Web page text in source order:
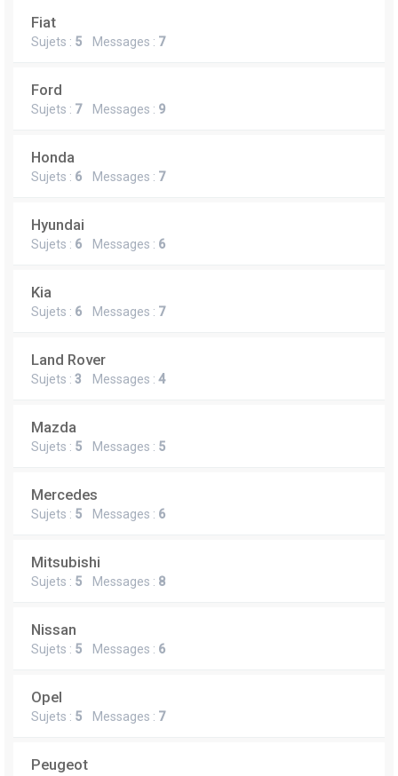
Fiat
Sujets : 5 Messages : 7
Ford
Sujets : 7Messages : 9
Honda
Sujets : 6 Messages : 7
Hyundai
Sujets : 6 Messages : 6
Kia
Sujets : 6 Messages : 7
Land Rover
Sujets : 3 Messages : 4
Mazda
Sujets : 5 Messages : 5
Mercedes
Sujets : 5 Messages : 6
Mitsubishi
Sujets : 5 Messages : 8
Nissan
Sujets : 5 Messages : 6
Opel
Sujets : 5 Messages : 7
Peugeot